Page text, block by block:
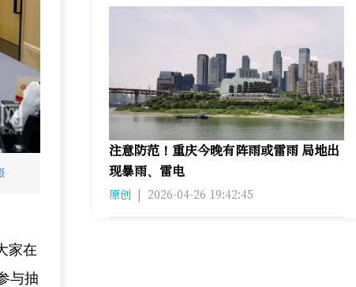
家在
与抽
注意防范！重庆今晚有阵雨或雷雨 局地出
现暴雨、雷电
原创 | 2026-04-26 19:42:45